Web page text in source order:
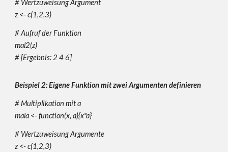
# Wertzuweisung Argument
z <- c(1,2,3)
# Aufruf der Funktion
mal2(z)
#[Ergebnis: 2 4 6]
Beispiel 2: Eigene Funktion mit zwei Argumenten definieren
# Multiplikation mit a
mala <- function(x, a){x*a}
# Wertzuweisung Argumente
z <- c(1,2,3)